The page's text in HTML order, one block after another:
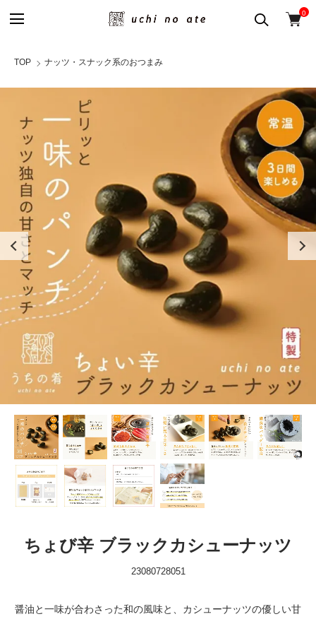
0
TOP ナッツ・スナック系のおつまみ
ちょび辛 ブラックカシューナッツ
23080728051
醤油と一味が合わさった和の風味と、カシューナッツの優しい甘